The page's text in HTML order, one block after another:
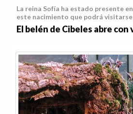
La reina Sofía ha estado presente
este nacimiento que podrá
El belén de Cibeles abre con